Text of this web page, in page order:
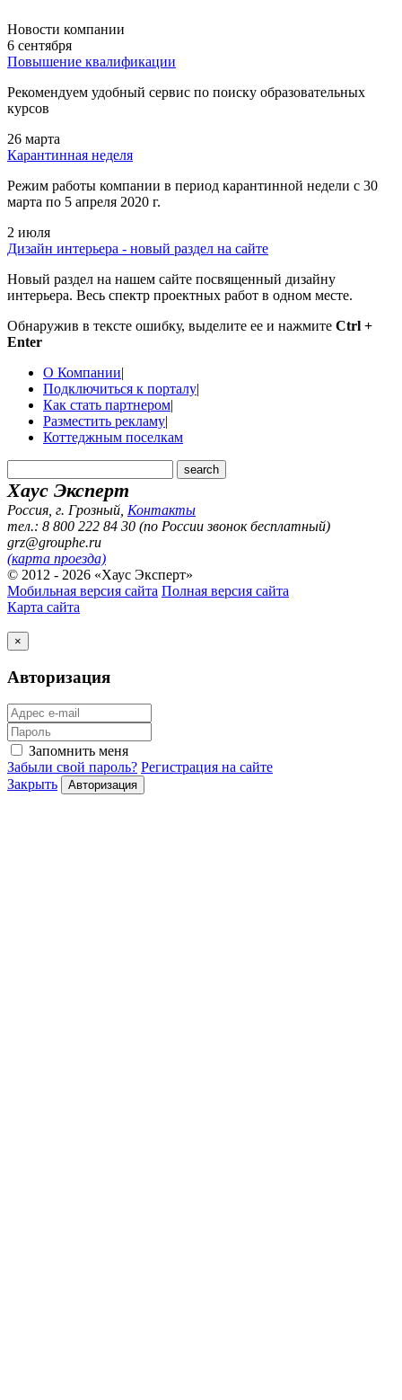
Новости компании
6 сентября
Повышение квалификации
Рекомендуем удобный сервис по поиску образовательных
курсов
26 марта
Карантинная неделя
Режим работы компании в период карантинной недели c 30
марта по 5 апреля 2020 г.
2 июля
Дизайн интерьера - новый раздел на сайте
Новый раздел на нашем сайте посвященный дизайну
интерьера. Весь спектр проектных работ в одном месте.
Обнаружив в тексте ошибку, выделите ее и нажмите Ctrl +
Enter
О Компании|
Подключиться к порталу|
Как стать партнером|
Разместить рекламу|
Коттеджным поселкам
Хаус Эксперт
Россия, г. Грозный Контакты
тел.: 8 800 222 84 30 (по России звонок бесплатный)
grz@grouphe.ru
(карта проезда)
© 2012 - 2026 «Хаус Эксперт»
Мобильная версия сайта Полная версия сайта
Карта сайта
×
Авторизация
Запомнить меня
Забыли свой пароль? Регистрация на сайте
Закрыть